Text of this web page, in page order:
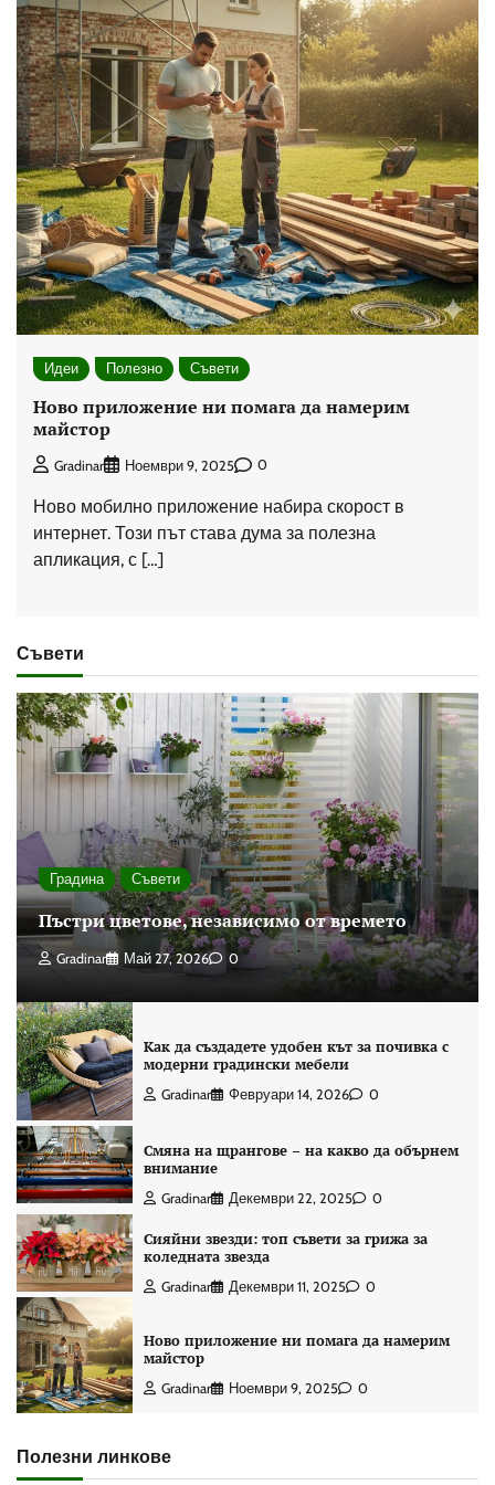
Идеи Полезно Съвети
Ново приложение ни помага да намерим
майстор
Gradinar Ноември 9, 2025 0
Ново мобилно приложение набира скорост в
интернет. Този път става дума за полезна
апликация, с […]
Съвети
Градина Съвети
Пъстри цветове, независимо от времето
Gradinar Май 27, 2026 0
Как да създадете удобен кът за почивка с
модерни градински мебели
Gradinar Февруари 14, 2026 0
Смяна на щрангове – на какво да обърнем
внимание
Gradinar Декември 22, 2025 0
Сияйни звезди: топ съвети за грижа за
коледната звезда
Gradinar Декември 11, 2025 0
Ново приложение ни помага да намерим
майстор
Gradinar Ноември 9, 2025 0
Полезни линкове